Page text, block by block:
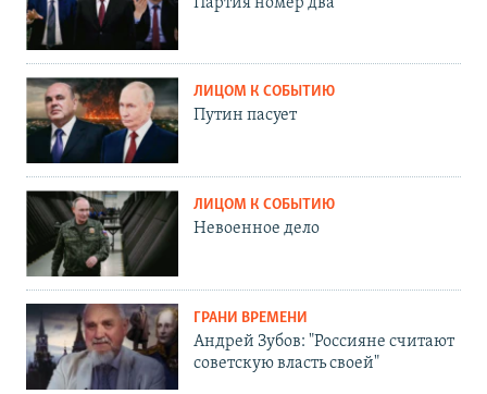
ЛИЦОМ К СОБЫТИЮ
Путин пасует
ЛИЦОМ К СОБЫТИЮ
Невоенное дело
ГРАНИ ВРЕМЕНИ
Андрей Зубов: "Россияне считают
советскую власть своей"